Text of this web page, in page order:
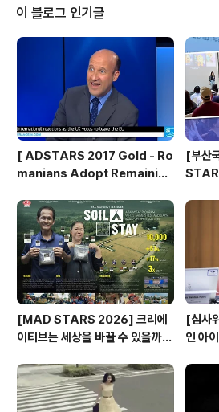
감(Regular): 5월 30일(금) 🔶최종 출품마감: 6월
(월) 출품 접수 바로가기 - The Wait is Over!
ARS 2025 Submission Is Open‼️
s 18th anniversary, the festival i..
이 블로그 인기글
[ ADSTARS 2017 Gold - Ro
manians Adopt Remainian
[부산
기
[MAD STARS 2026] 크리에
이티브는 세상을 바꿀 수 있을까?
작)
[심사
인 아